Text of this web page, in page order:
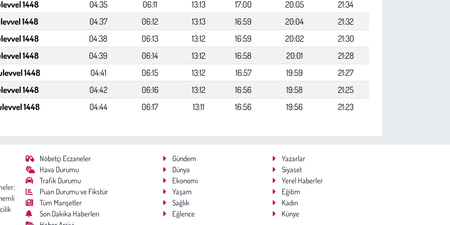
1448 04:35 06:11 13:13 17:00 20:05
21:34
1448
04:37 06:12 13:13 16:59 20:04
21:32
1448
04:38 06:13 13:12 16:59 20:02
21:30
1448
04:39 06:14 13:12 16:58 20:01
21:28
1448
04:41 06:15 13:12 16:57 19:59
21:27
1448
04:42 06:16 13:12 16:56 19:58
21:25
1448
04:44 06:17 13:11 16:56 19:56 21:23
Nöbetçi Eczaneler
Hava Durumu
Trafik Durumu
Puan Durumu ve Fikstür
Tüm Manşetler
Son Dakika Haberleri
Gündem
Yazarlar
Dünya
Siyaset
Ekonomi
Yerel Haberler
Yaşam
Eğitim
Sağlık
Kadın
Eğlence
Künye